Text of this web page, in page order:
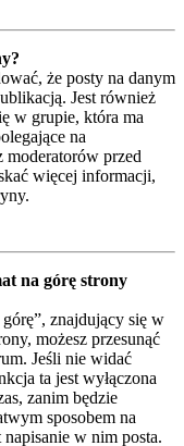
że posty na danym
Jest również
w grupie, która ma
na
moderatorów przed
więcej informacji,
na górę strony
znajdujący się w
możesz przesunąć
Jeśli nie widać
ta jest wyłączona
zanim będzie
sposobem na
napisanie w nim posta.